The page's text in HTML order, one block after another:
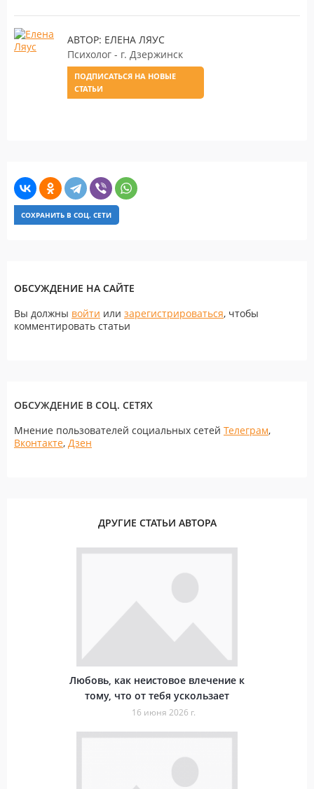
АВТОР: ЕЛЕНА ЛЯУС
Психолог - г. Дзержинск
ПОДПИСАТЬСЯ НА НОВЫЕ
СТАТЬИ
СОХРАНИТЬ В СОЦ. СЕТИ
ОБСУЖДЕНИЕ НА САЙТЕ
Вы должны войти или зарегистрироваться, чтобы
комментировать статьи
ОБСУЖДЕНИЕ В СОЦ. СЕТЯХ
Мнение пользователей социальных сетей Телеграм,
Вконтакте, Дзен
ДРУГИЕ СТАТЬИ АВТОРА
Любовь, как неистовое влечение к
тому, что от тебя ускользает
16 июня 2026 г.